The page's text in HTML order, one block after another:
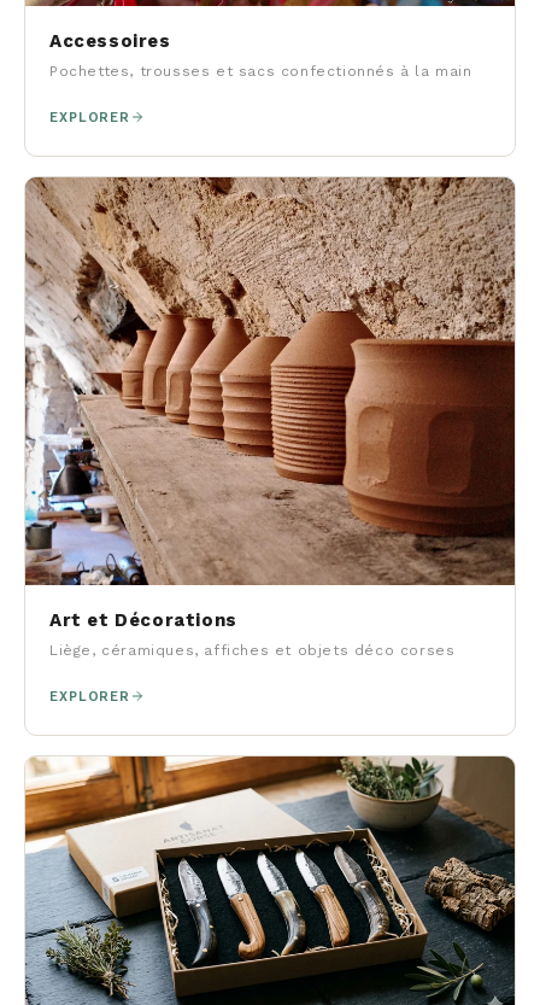
Accessoires
Pochettes, trousses et sacs confectionnés à la main
EXPLORER
Art et Décorations
Liège, céramiques, affiches et objets déco corses
EXPLORER